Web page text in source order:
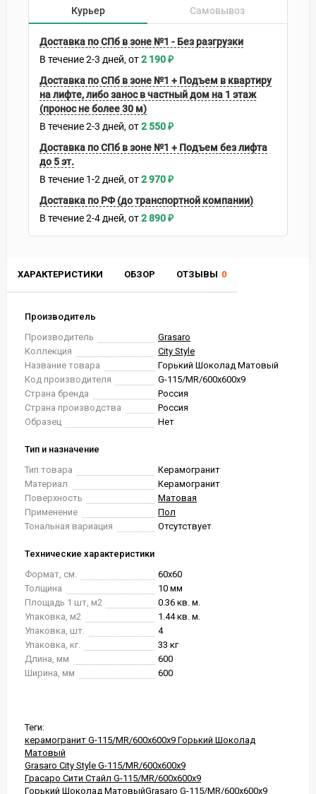
ХАРАКТЕРИСТИКИ ОБЗОР ОТЗЫВЫ 0
Производитель
Производитель
Grasaro
Коллекция
City Style
Название товара
Горький Шоколад Матовый
Код производителя
G-115/MR/600x600x9
Страна бренда
Россия
Страна производства
Россия
Образец
Нет
Тип и назначение
Тип товара
Керамогранит
Материал
Керамогранит
Поверхность
Матовая
Применение
Пол
Тональная вариация
Отсутствует
Технические характеристики
Формат, см.
60x60
Толщина
10 мм
Площадь 1 шт, м2
0.36 кв. м.
Упаковка, м2
1.44 кв. м.
Упаковка, шт.
4
Упаковка, кг.
33 кг
Длина, мм
600
Ширина, мм
600
Теги:
керамогранит G-115/MR/600x600x9 Горький Шоколад
Матовый
Grasaro City Style G-115/MR/600x600x9
Грасаро Сити Стайл G-115/MR/600x600x9
Горький Шоколад МатовыйGrasaro G-115/MR/600x600x9
Курьер Самовывоз
Доставка по СПб в зоне №1 - Без разгрузки
В течение2-3 дней 2 190₽
Доставка по СПб в зоне №1 + Подъем в квартиру
на лифте, либо занос в частный дом на 1 этаж
(пронос не более 30 м)
В течение2-3 дней 2 550₽
Доставка по СПб в зоне №1 + Подъем без лифта
до 5 эт.
В течение 1-2 дней 2 970₽
Доставка по РФ (до транспортной компании)
В течение2-4 дней 2 890₽